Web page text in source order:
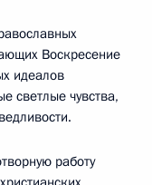
Воскресение
идеалов
светлые чувства,
работу